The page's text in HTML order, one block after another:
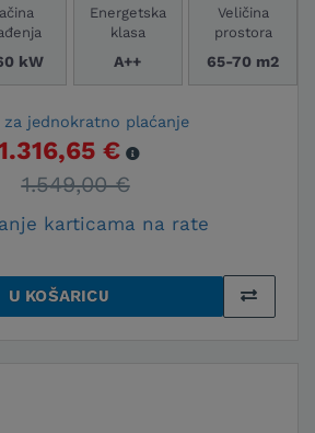
kW
Energetska
klasa
A++
Veličina
prostora
65-70 m2
za jednokratno plaćanje
€
1.549,00 €
karticama na rate
U KOŠARICU